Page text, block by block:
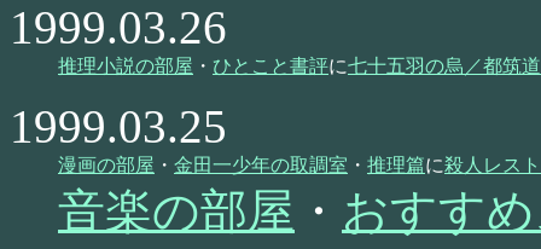
1999.03.26
推理小説の部屋 ・ ひとこと書評に七十五羽の烏／都筑
1999.03.25
漫画の部屋 ・ 金田一少年の取調室 ・ 推理篇に殺人レス
音楽の部屋 ・ おすす